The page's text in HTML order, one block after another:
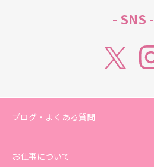
- SNS -
ブログ・よくある質問
お仕事について